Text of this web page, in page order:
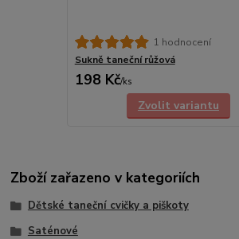
1 hodnocení
Sukně taneční růžová
198 Kč/ks
Zvolit variantu
Zboží zařazeno v kategoriích
Dětské taneční cvičky a piškoty
Saténové